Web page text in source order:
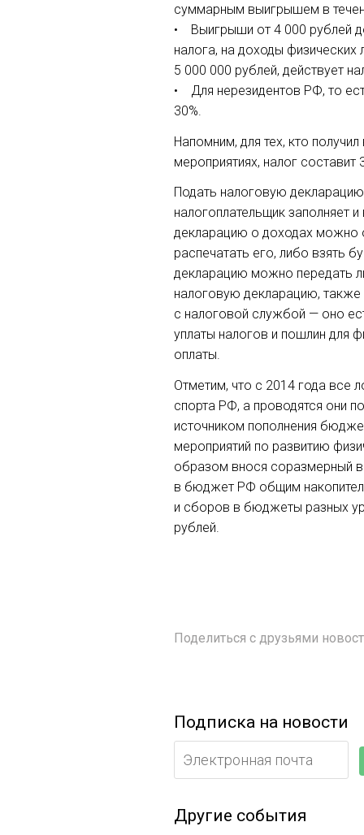
суммарным выигрышем в
• Выигрыши от 4 000 рублей
налога, на доходы
5 000 000 рублей, действует
• Для нерезидентов РФ, то
30%.
Напомним, для тех, кто
мероприятиях, налог
Подать налоговую
налогоплательщик заполняет
декларацию о доходах можно
распечатать его, либо взять
декларацию можно передать
налоговую декларацию,
с налоговой службой — оно
уплаты налогов и пошлин для
оплаты.
Отметим, что с 2014 года все
спорта РФ, а проводятся они
источником пополнения
мероприятий по развитию
образом внося соразмерный
в бюджет РФ общим
и сборов в бюджеты разных
рублей.
Поделиться с друзьями
Подписка на новости
Другие события